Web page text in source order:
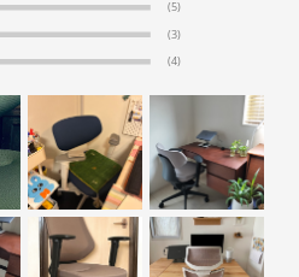
(5)
(3)
(4)